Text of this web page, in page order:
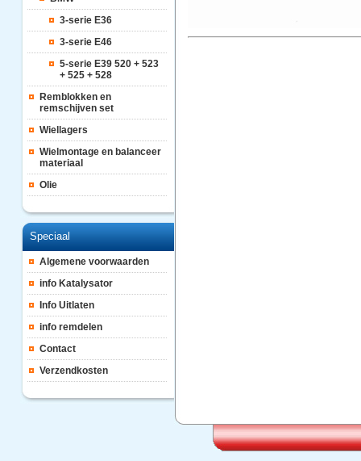
3-serie E36
3-serie E46
5-serie E39 520 + 523
+ 525 + 528
Remblokken en
remschijven set
Wiellagers
Wielmontage en balanceer
materiaal
Olie
Speciaal
Algemene voorwaarden
info Katalysator
Info Uitlaten
info remdelen
Contact
Verzendkosten